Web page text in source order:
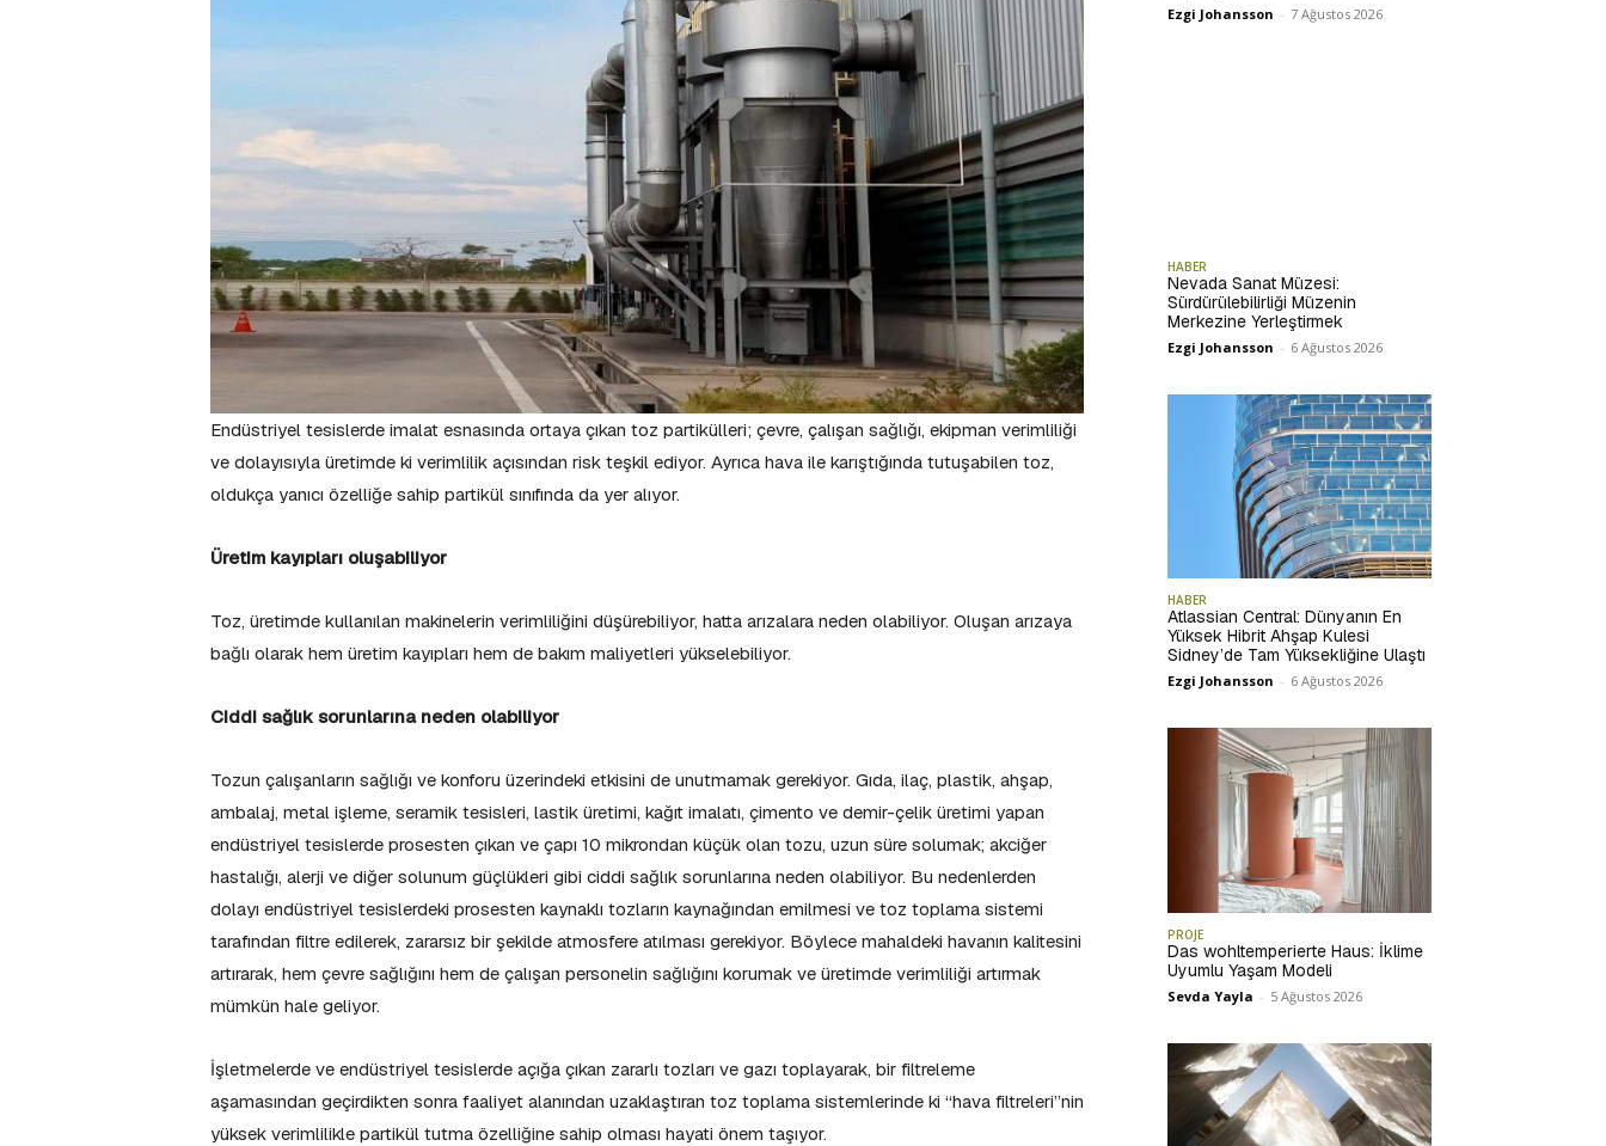
Endüstriyel tesislerde imalat esnasında ortaya çıkan toz partikülleri; çevre, çalışan sağlığı, ekipman verimliliği
ve dolayısıyla üretimde ki verimlilik açısından risk teşkil ediyor. Ayrıca hava ile karıştığında tutuşabilen toz,
oldukça yanıcı özelliğe sahip partikül sınıfında da yer alıyor.
Üretim kayıpları oluşabiliyor
Toz, üretimde kullanılan makinelerin verimliliğini düşürebiliyor, hatta arızalara neden olabiliyor. Oluşan arızaya
bağlı olarak hem üretim kayıpları hem de bakım maliyetleri yükselebiliyor.
Ciddi sağlık sorunlarına neden olabiliyor
Tozun çalışanların sağlığı ve konforu üzerindeki etkisini de unutmamak gerekiyor. Gıda, ilaç, plastik, ahşap,
ambalaj, metal işleme, seramik tesisleri, lastik üretimi, kağıt imalatı, çimento ve demir-çelik üretimi yapan
endüstriyel tesislerde prosesten çıkan ve çapı 10 mikrondan küçük olan tozu, uzun süre solumak; akciğer
hastalığı, alerji ve diğer solunum güçlükleri gibi ciddi sağlık sorunlarına neden olabiliyor. Bu nedenlerden
dolayı endüstriyel tesislerdeki prosesten kaynaklı tozların kaynağından emilmesi ve toz toplama sistemi
tarafından filtre edilerek, zararsız bir şekilde atmosfere atılması gerekiyor. Böylece mahaldeki havanın kalitesini
artırarak, hem çevre sağlığını hem de çalışan personelin sağlığını korumak ve üretimde verimliliği artırmak
mümkün hale geliyor.
İşletmelerde ve endüstriyel tesislerde açığa çıkan zararlı tozları ve gazı toplayarak, bir filtreleme
aşamasından geçirdikten sonra faaliyet alanından uzaklaştıran toz toplama sistemlerinde ki “hava filtreleri”nin
yüksek verimlilikle partikül tutma özelliğine sahip olması hayati önem taşıyor.
Ezgi Johansson - 7 Ağustos 2026
HABER
Nevada Sanat Müzesi:
Sürdürülebilirliği Müzenin
Merkezine Yerleştirmek
Ezgi Johansson - 6 Ağustos 2026
HABER
Atlassian Central: Dünyanın En
Yüksek Hibrit Ahşap Kulesi
Sidney’de Tam Yüksekliğine Ulaştı
Ezgi Johansson - 6 Ağustos 2026
PROJE
Das wohltemperierte Haus: İklime
Uyumlu Yaşam Modeli
Sevda Yayla - 5 Ağustos 2026